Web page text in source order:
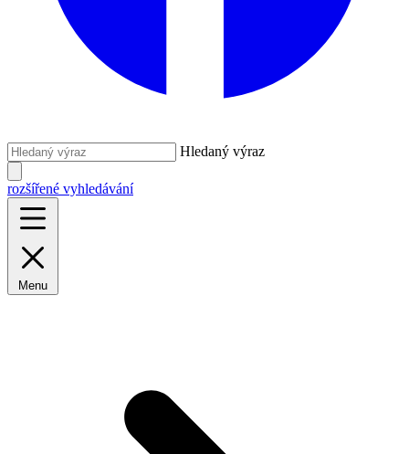
Hledaný výraz
rozšířené vyhledávání
Menu